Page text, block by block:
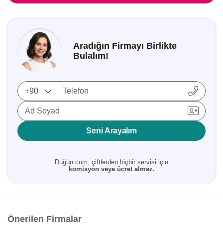
Aradığın Firmayı Birlikte
Bulalım!
Ad Soyad
Seni Arayalım
Düğün.com, çiftlerden hiçbir servisi için
komisyon veya ücret almaz.
Önerilen Firmalar